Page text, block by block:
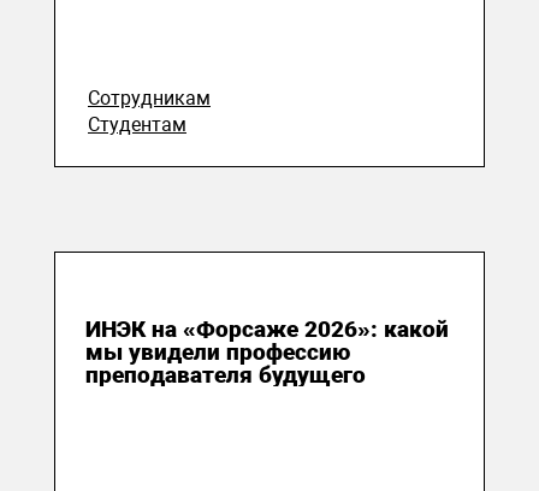
Сотрудникам
Студентам
ИНЭК на «Форсаже 2026»: какой
мы увидели профессию
преподавателя будущего